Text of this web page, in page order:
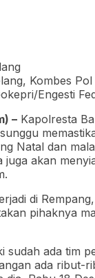
Kombes
Engesti
– Kapolresta
Natal dan
juga akan
di
pihaknya
sudah ada tim
ada ribut-